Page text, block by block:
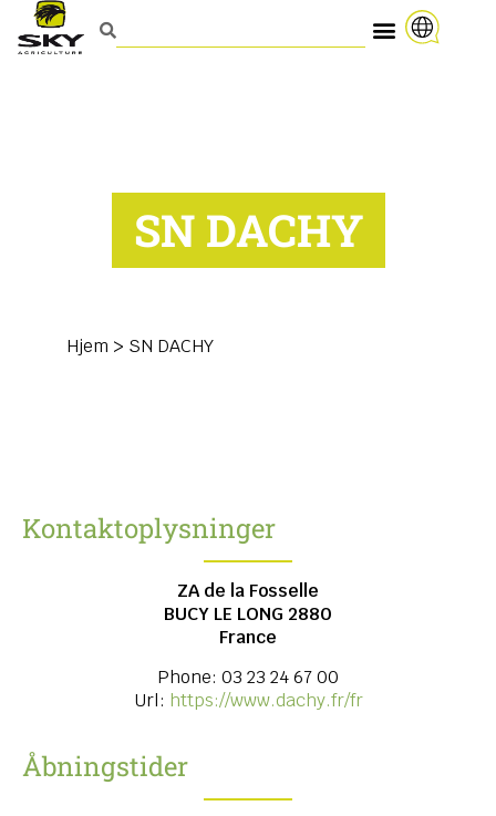
SN DACHY
Hjem > SN DACHY
Kontaktoplysninger
ZA de la Fosselle
BUCY LE LONG 2880
France
Phone: 03 23 24 67 00
Url: https://www.dachy.fr/fr
Åbningstider